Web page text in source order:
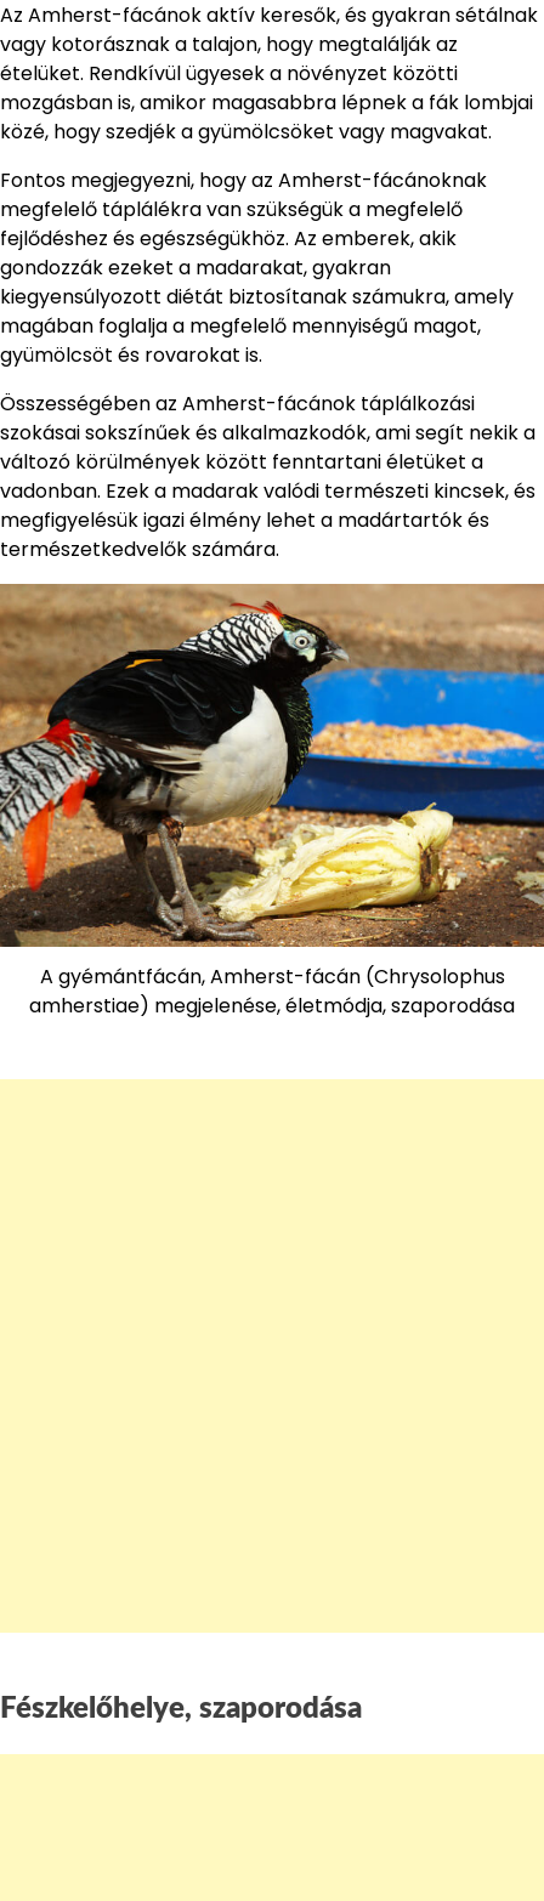
Az Amherst-fácánok aktív keresők, és gyakran sétálnak
vagy kotorásznak a talajon, hogy megtalálják az
ételüket. Rendkívül ügyesek a növényzet közötti
mozgásban is, amikor magasabbra lépnek a fák lombjai
közé, hogy szedjék a gyümölcsöket vagy magvakat.
Fontos megjegyezni, hogy az Amherst-fácánoknak
megfelelő táplálékra van szükségük a megfelelő
fejlődéshez és egészségükhöz. Az emberek, akik
gondozzák ezeket a madarakat, gyakran
kiegyensúlyozott diétát biztosítanak számukra, amely
magában foglalja a megfelelő mennyiségű magot,
gyümölcsöt és rovarokat is.
Összességében az Amherst-fácánok táplálkozási
szokásai sokszínűek és alkalmazkodók, ami segít nekik a
változó körülmények között fenntartani életüket a
vadonban. Ezek a madarak valódi természeti kincsek, és
megfigyelésük igazi élmény lehet a madártartók és
természetkedvelők számára.
A gyémántfácán, Amherst-fácán (Chrysolophus
amherstiae) megjelenése, életmódja, szaporodása
Fészkelőhelye, szaporodása